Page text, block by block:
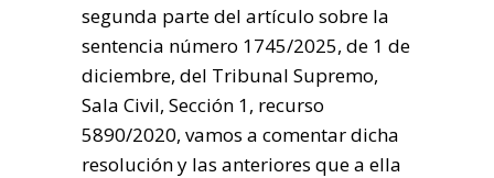
segunda parte del artículo sobre la
sentencia número 1745/2025, de 1 de
diciembre, del Tribunal Supremo,
Sala Civil, Sección 1, recurso
5890/2020, vamos a comentar dicha
resolución y las anteriores que a ella